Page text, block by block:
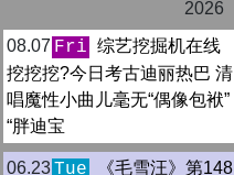
2026
08.07 Fri 综艺挖掘机在线
挖挖挖?今日考古迪丽热巴 清
唱魔性小曲儿毫无“偶像包袱”
“胖迪宝
06.23Tue 《毛雪汪》第148